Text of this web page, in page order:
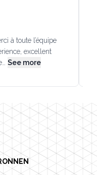
à toute l’équipe
excellent
See more